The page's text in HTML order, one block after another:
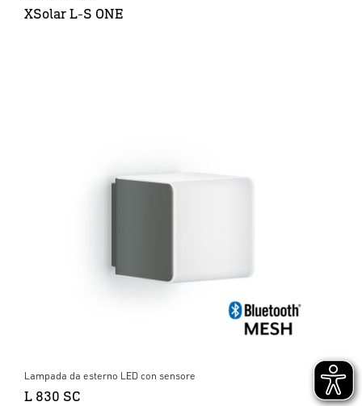
XSolar L-S ONE
Lampada da esterno LED con sensore
L 830 SC